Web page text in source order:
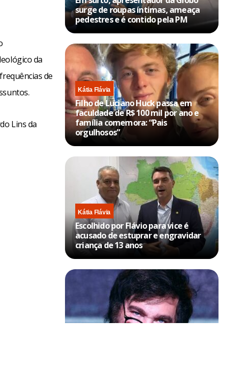
da
de
Lins da
surge de roupas íntimas, ameaça
pedestres e é contido pela PM
Kátia Flávia
Filho de Luciano Huck passa em
faculdade de R$ 100 mil por ano e
família comemora: “Pais
orgulhosos”
Kátia Flávia
Escolhido por Flávio para vice é
acusado de estuprar e engravidar
criança de 13 anos